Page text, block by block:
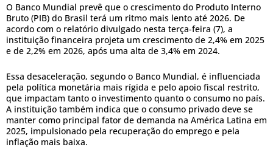
O Banco Mundial prevê que o crescimento do Produto Interno
Bruto (PIB) do Brasil terá um ritmo mais lento até 2026. De
acordo com o relatório divulgado nesta terça-feira (7), a
instituição financeira projeta um crescimento de 2,4% em 2025
e de 2,2% em 2026, após uma alta de 3,4% em 2024.
Essa desaceleração, segundo o Banco Mundial, é influenciada
pela política monetária mais rígida e pelo apoio fiscal restrito,
que impactam tanto o investimento quanto o consumo no país.
A instituição também indica que o consumo privado deve se
manter como principal fator de demanda na América Latina em
2025, impulsionado pela recuperação do emprego e pela
inflação mais baixa.